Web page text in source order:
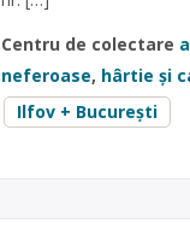
Centru de colectare
neferoase, hârtie și
Ilfov + București